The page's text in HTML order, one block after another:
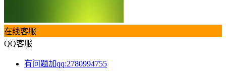
在线客服
QQ客服
有问题加qq:2780994755